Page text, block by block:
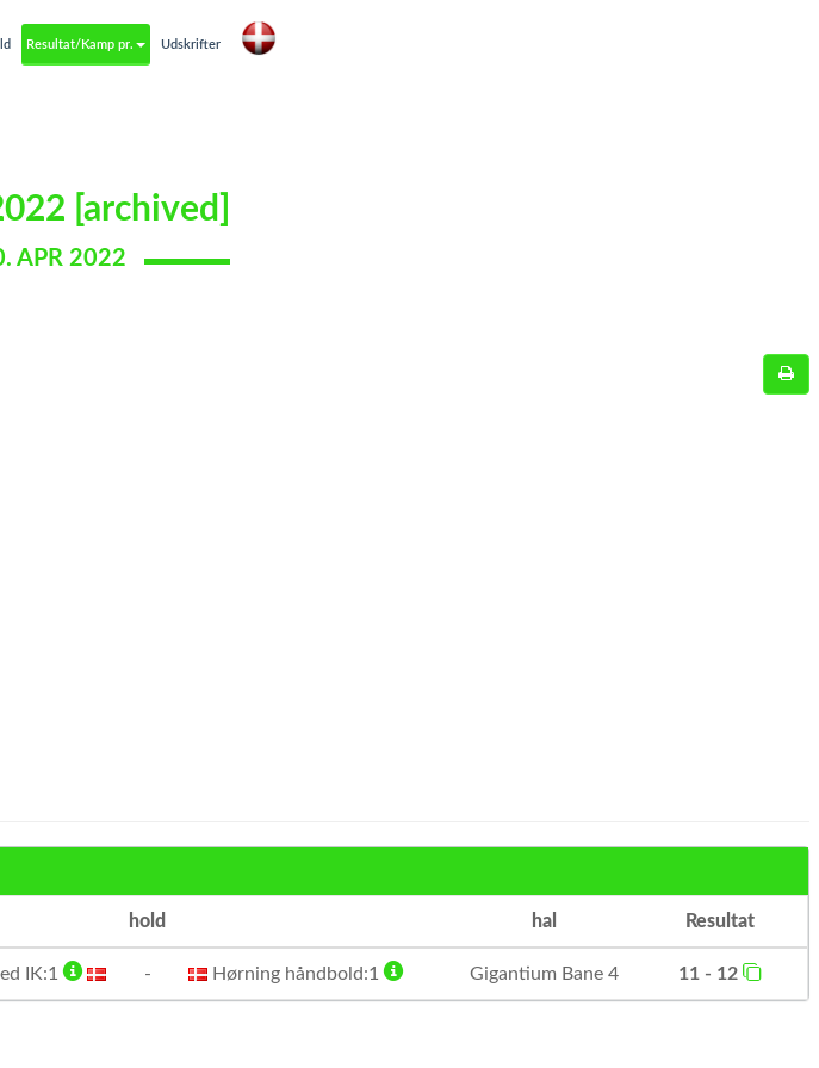
Resultat/Kamp pr. Udskrifter
[archived]
APR 2022
hold hal Resultat
IK:1 - Hørning håndbold:1 Gigantium Bane 4 11 - 12